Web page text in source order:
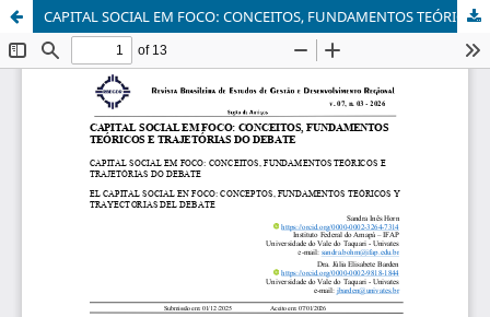
CAPITAL SOCIAL EM FOCO: CONCEITOS, FUNDAMENTOS TEÓRICOS E TRAJETÓRIAS DO DEBATE